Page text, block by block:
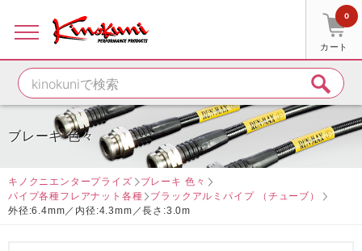
カート
0
ブレーキ 色々
キノクニエンタープライズ
ブレーキ 色々
パイプ各種フレアナット各種
ブラックアルミパイプ （チューブ）
外径:6.4mm／内径:4.3mm／長さ:3.0m